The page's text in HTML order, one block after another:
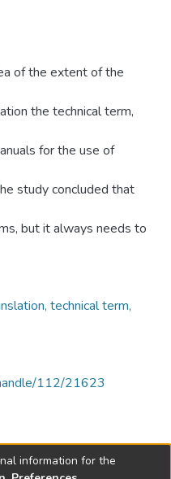
of the extent of the
the technical term,
for the use of
study concluded that
but it always needs to
technical term,
112/21623
information for the